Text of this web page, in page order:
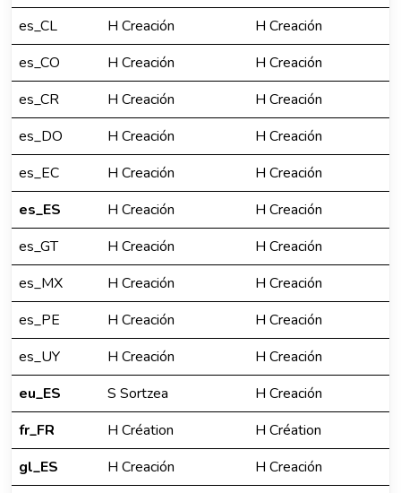
es_CL
H Creación
H Creación
es_CO
H Creación
H Creación
es_CR
H Creación
H Creación
es_DO
H Creación
H Creación
es_EC
H Creación
H Creación
es_ES
H Creación
H Creación
es_GT
H Creación
H Creación
es_MX
H Creación
H Creación
es_PE
H Creación
H Creación
es_UY
H Creación
H Creación
eu_ES
S Sortzea
H Creación
fr_FR
H Création
H Création
gl_ES
H Creación
H Creación